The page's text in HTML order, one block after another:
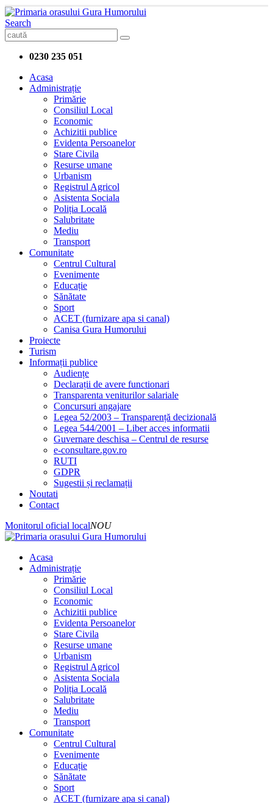
Search
0230 235 051
Acasa
Administrație
Primărie
Consiliul Local
Economic
Achizitii publice
Evidenta Persoanelor
Stare Civila
Resurse umane
Urbanism
Registrul Agricol
Asistenta Sociala
Poliția Locală
Salubritate
Mediu
Transport
Comunitate
Centrul Cultural
Evenimente
Educație
Sănătate
Sport
ACET (furnizare apa si canal)
Canisa Gura Humorului
Proiecte
Turism
Informații publice
Audiențe
Declarații de avere functionari
Transparenta veniturilor salariale
Concursuri angajare
Legea 52/2003 – Transparență decizională
Legea 544/2001 – Liber acces informatii
Guvernare deschisa – Centrul de resurse
e-consultare.gov.ro
RUTI
GDPR
Sugestii și reclamații
Noutati
Contact
Monitorul oficial localNOU
Acasa
Administrație
Primărie
Consiliul Local
Economic
Achizitii publice
Evidenta Persoanelor
Stare Civila
Resurse umane
Urbanism
Registrul Agricol
Asistenta Sociala
Poliția Locală
Salubritate
Mediu
Transport
Comunitate
Centrul Cultural
Evenimente
Educație
Sănătate
Sport
ACET (furnizare apa si canal)